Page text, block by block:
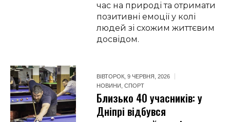
час на природі та отримати
позитивні емоції у колі
людей зі схожим життєвим
досвідом.
ВІВТОРОК, 9 ЧЕРВНЯ, 2026
НОВИНИ ,СПОРТ
Близько 40 учасників: у
Дніпрі відбувся